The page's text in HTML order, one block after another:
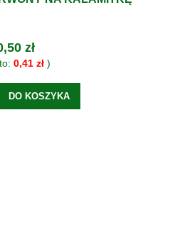
zł
0,41 zł)
DO KOSZYKA